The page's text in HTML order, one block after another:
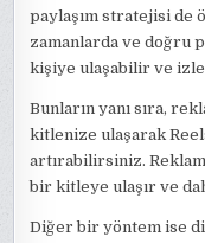
paylaşım stratejisi de
zamanlarda ve doğru
kişiye ulaşabilir ve
Bunların yanı sıra,
kitlenize ulaşarak
artırabilirsiniz.
bir kitleye ulaşır ve
Diğer bir yöntem ise